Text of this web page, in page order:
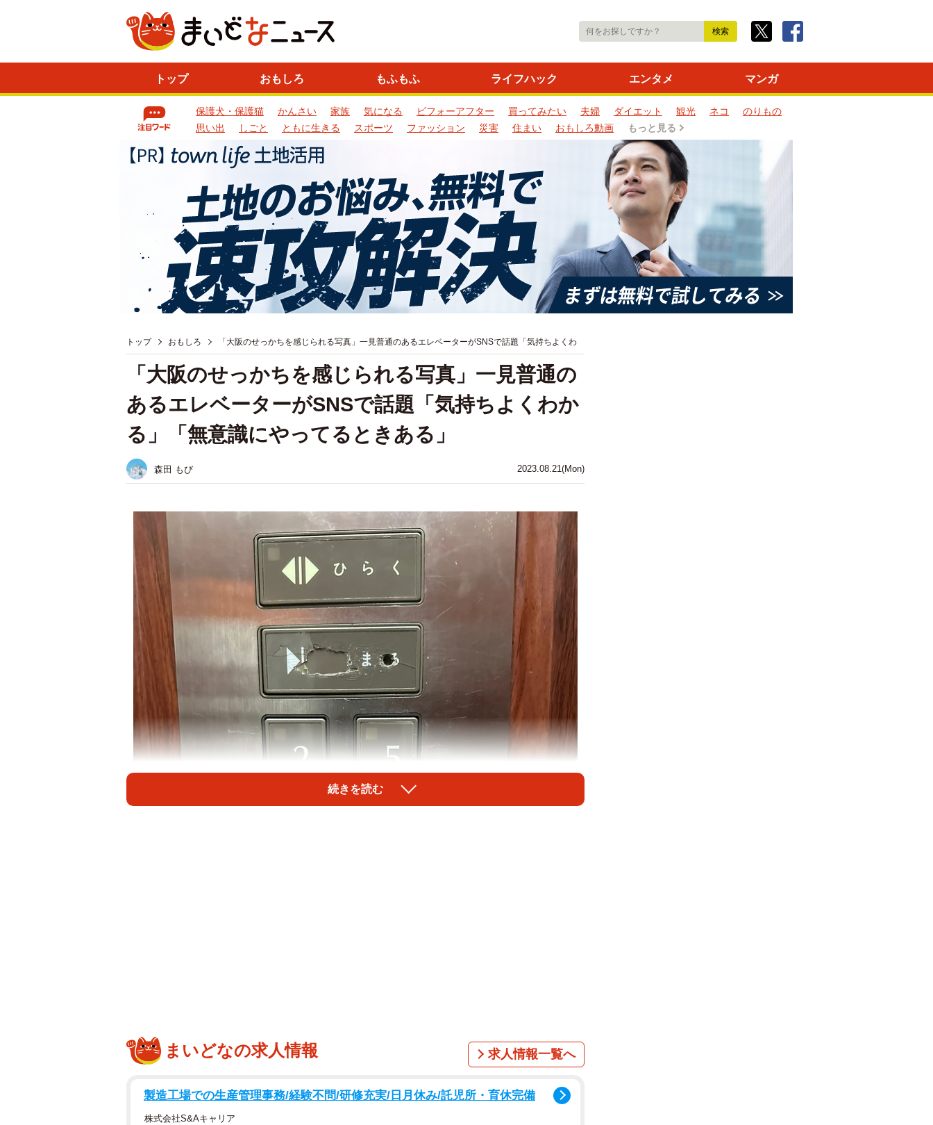
トップ おもしろ もふもふ ライフハック エンタメ マンガ
保護犬・保護猫 かんさい 家族 気になる ビフォーアフター 買ってみたい 夫婦 ダイエット 観光 ネコ
のりもの
思い出
しごと ともに生きる スポーツ ファッション 災害 住まい おもしろ動画 もっと見る
トップ おもしろ 「大阪のせっかちを感じられる写真」一見普通のあるエレベーターがSNSで話題「気持ちよくわ
2023.08.21(Mon)
「大阪のせっかちを感じられる写真」一見普通の
あるエレベーターがSNSで話題「気持ちよくわか
る」「無意識にやってるときある」
森田 もび
1/2
「しまる」と4階が削れ落ちてしまっています（画像提供：たらちゃむさん）
続きを読む
まいどなの求人情報 求人情報一覧へ
製造工場での生産管理事務/経験不問/研修充実/日月休み/託児所・育休完備
株式会社S&Aキャリア